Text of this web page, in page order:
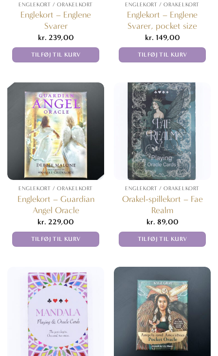
ENGLEKORT / ORAKELKORT
Englekort – Englene
Svarer
kr. 239,00
TILFØJ TIL KURV
ENGLEKORT / ORAKELKORT
Englekort – Englene
Svarer, pocket size
kr. 149,00
TILFØJ TIL KURV
ENGLEKORT / ORAKELKORT
Englekort – Guardian
Angel Oracle
kr. 229,00
TILFØJ TIL KURV
ENGLEKORT / ORAKELKORT
Orakel-spillekort – Fae
Realm
kr. 89,00
TILFØJ TIL KURV